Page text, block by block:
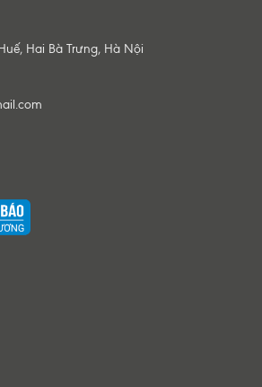
Hai Bà Trưng, Hà Nội